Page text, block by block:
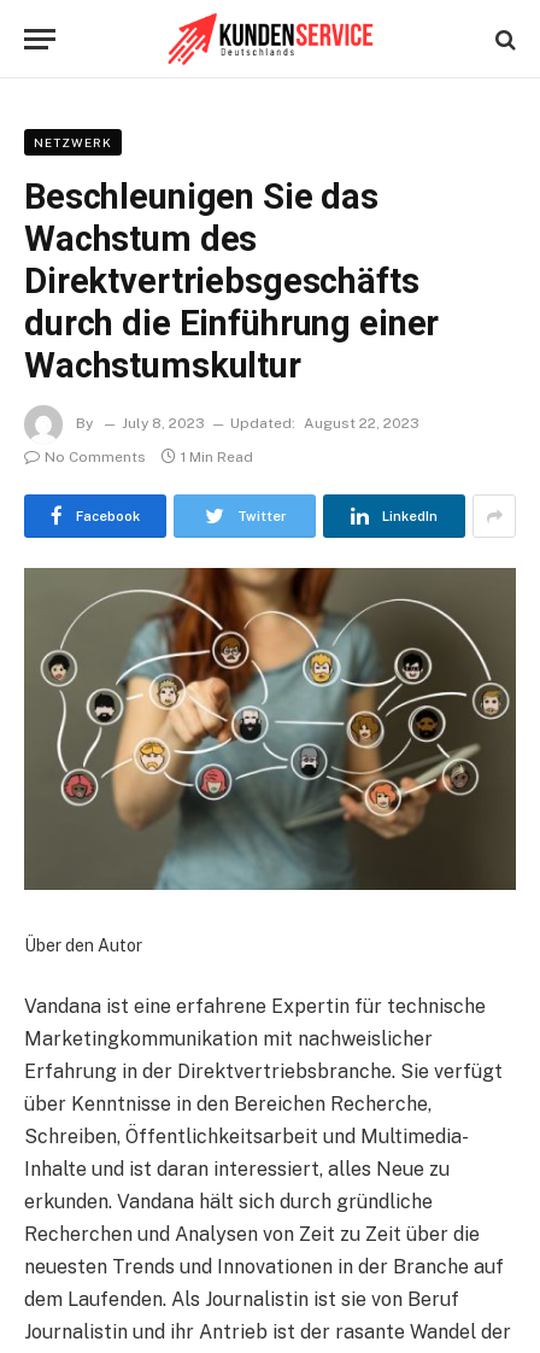
NETZWERK
Beschleunigen Sie das
Wachstum des
Direktvertriebsgeschäfts
durch die Einführung einer
Wachstumskultur
By July 8, 2023 Updated: August 22, 2023
No Comments
1 Min Read
Facebook Twitter LinkedIn
Über den Autor
Vandana ist eine erfahrene Expertin für technische
Marketingkommunikation mit nachweislicher
Erfahrung in der Direktvertriebsbranche. Sie verfügt
über Kenntnisse in den Bereichen Recherche,
Schreiben, Öffentlichkeitsarbeit und Multimedia-
Inhalte und ist daran interessiert, alles Neue zu
erkunden. Vandana hält sich durch gründliche
Recherchen und Analysen von Zeit zu Zeit über die
neuesten Trends und Innovationen in der Branche auf
dem Laufenden. Als Journalistin ist sie von Beruf
Journalistin und ihr Antrieb ist der rasante Wandel der